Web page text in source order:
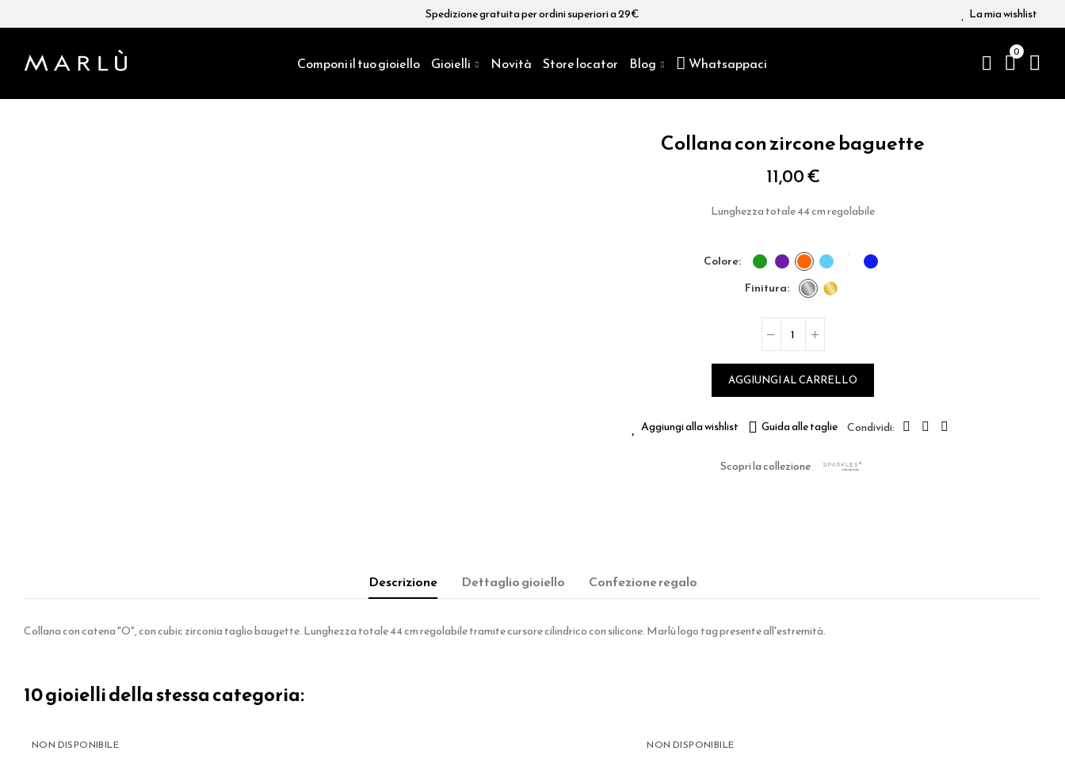
Spedizione gratuita per ordini superiori a 29€ La mia wishlist
Componi il tuo gioiello Gioielli Novità Store locator Blog Whatsappaci
0
Collana con zircone baguette
11,00 €
Lunghezza totale 44 cm regolabile
colore
finitura
AGGIUNGI AL CARRELLO
Aggiungi alla wishlist Guida alle taglie
Scopri la collezione
Descrizione Dettaglio gioiello Confezione regalo
Collana con catena "O", con cubic zirconia taglio baugette. Lunghezza totale 44 cm regolabile tramite cursore cilindrico con silicone. Marlù logo tag presente all'estremità.
10 gioielli della stessa categoria:
NON DISPONIBILE NON DISPONIBILE